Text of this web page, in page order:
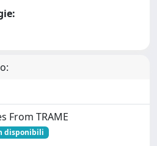
From TRAME
disponibili